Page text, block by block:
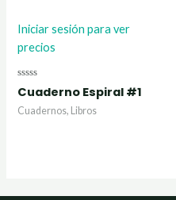
Iniciar sesión para ver
precios
Valorado
con
0
de
Cuaderno Espiral #1
Cuadernos, Libros